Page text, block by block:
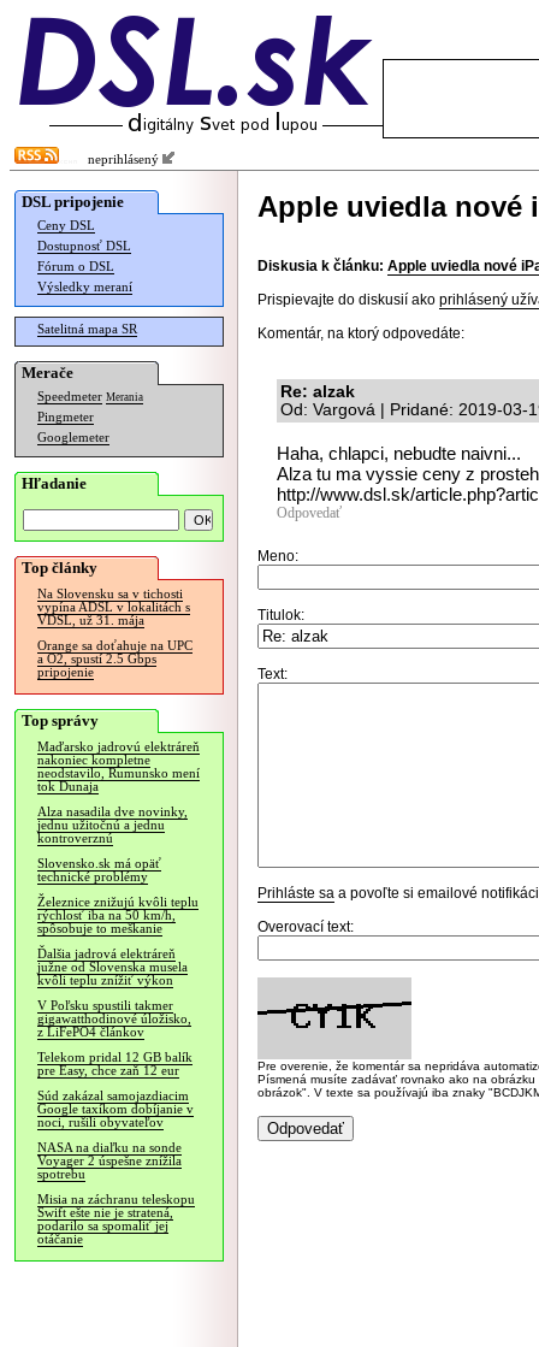
neprihlásený
DSL pripojenie
Ceny DSL
Dostupnosť DSL
Fórum o DSL
Výsledky meraní
Satelitná mapa SR
Merače
Speedmeter Merania
Pingmeter
Googlemeter
Hľadanie
Top články
Na Slovensku sa v tichosti
vypína ADSL v lokalitách s
VDSL, už 31. mája
Orange sa doťahuje na UPC
a O2, spustí 2.5 Gbps
pripojenie
Top správy
Maďarsko jadrovú elektráreň
nakoniec kompletne
neodstavilo, Rumunsko mení
tok Dunaja
Alza nasadila dve novinky,
jednu užitočnú a jednu
kontroverznú
Slovensko.sk má opäť
technické problémy
Železnice znižujú kvôli teplu
rýchlosť iba na 50 km/h,
spôsobuje to meškanie
Ďalšia jadrová elektráreň
južne od Slovenska musela
kvôli teplu znížiť výkon
V Poľsku spustili takmer
gigawatthodinové úložisko,
z LiFePO4 článkov
Telekom pridal 12 GB balík
pre Easy, chce zaň 12 eur
Súd zakázal samojazdiacim
Google taxíkom dobíjanie v
noci, rušili obyvateľov
NASA na diaľku na sonde
Voyager 2 úspešne znížila
spotrebu
Misia na záchranu teleskopu
Swift ešte nie je stratená,
podarilo sa spomaliť jej
otáčanie
Apple uviedla nové
Diskusia k článku: Apple uviedla nové
Prispievajte do diskusií ako prihlásený
Komentár, na ktorý odpovedáte:
Re: alzak
Od: Vargová | Pridané: 2019-03-
Haha, chlapci, nebudte naivni...
Alza tu ma vyssie ceny z
http://www.dsl.sk/
Odpovedať
Meno:
Titulok:
Text:
Prihláste sa a povoľte si emailové
Overovací text:
Pre overenie, že komentár sa nepridáva
Písmená musíte zadávať rovnako ako na
obrázok". V texte sa používajú iba znaky